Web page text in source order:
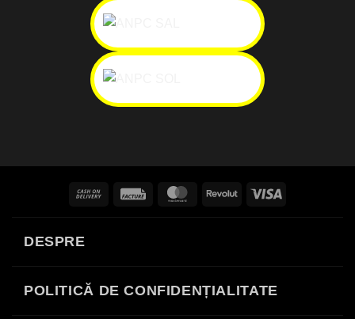
Cash
Facture MasterCardRevolut
DESPRE
POLITICĂ DE CONFIDENȚIALITATE